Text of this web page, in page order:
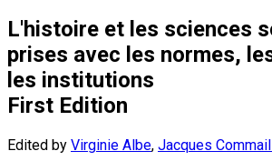
L'histoire et les sciences
prises avec les normes,
les institutions
First Edition
Edited by Virginie Albe, Jacques